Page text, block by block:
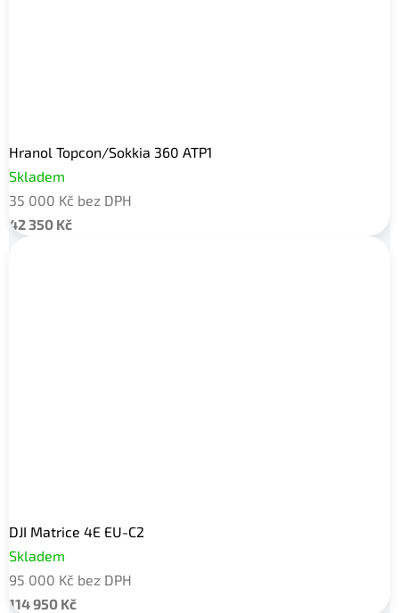
Hranol Topcon/Sokkia 360 ATP1
Skladem
35 000 Kč bez DPH
42 350 Kč
DJI Matrice 4E EU-C2
Skladem
95 000 Kč bez DPH
114 950 Kč